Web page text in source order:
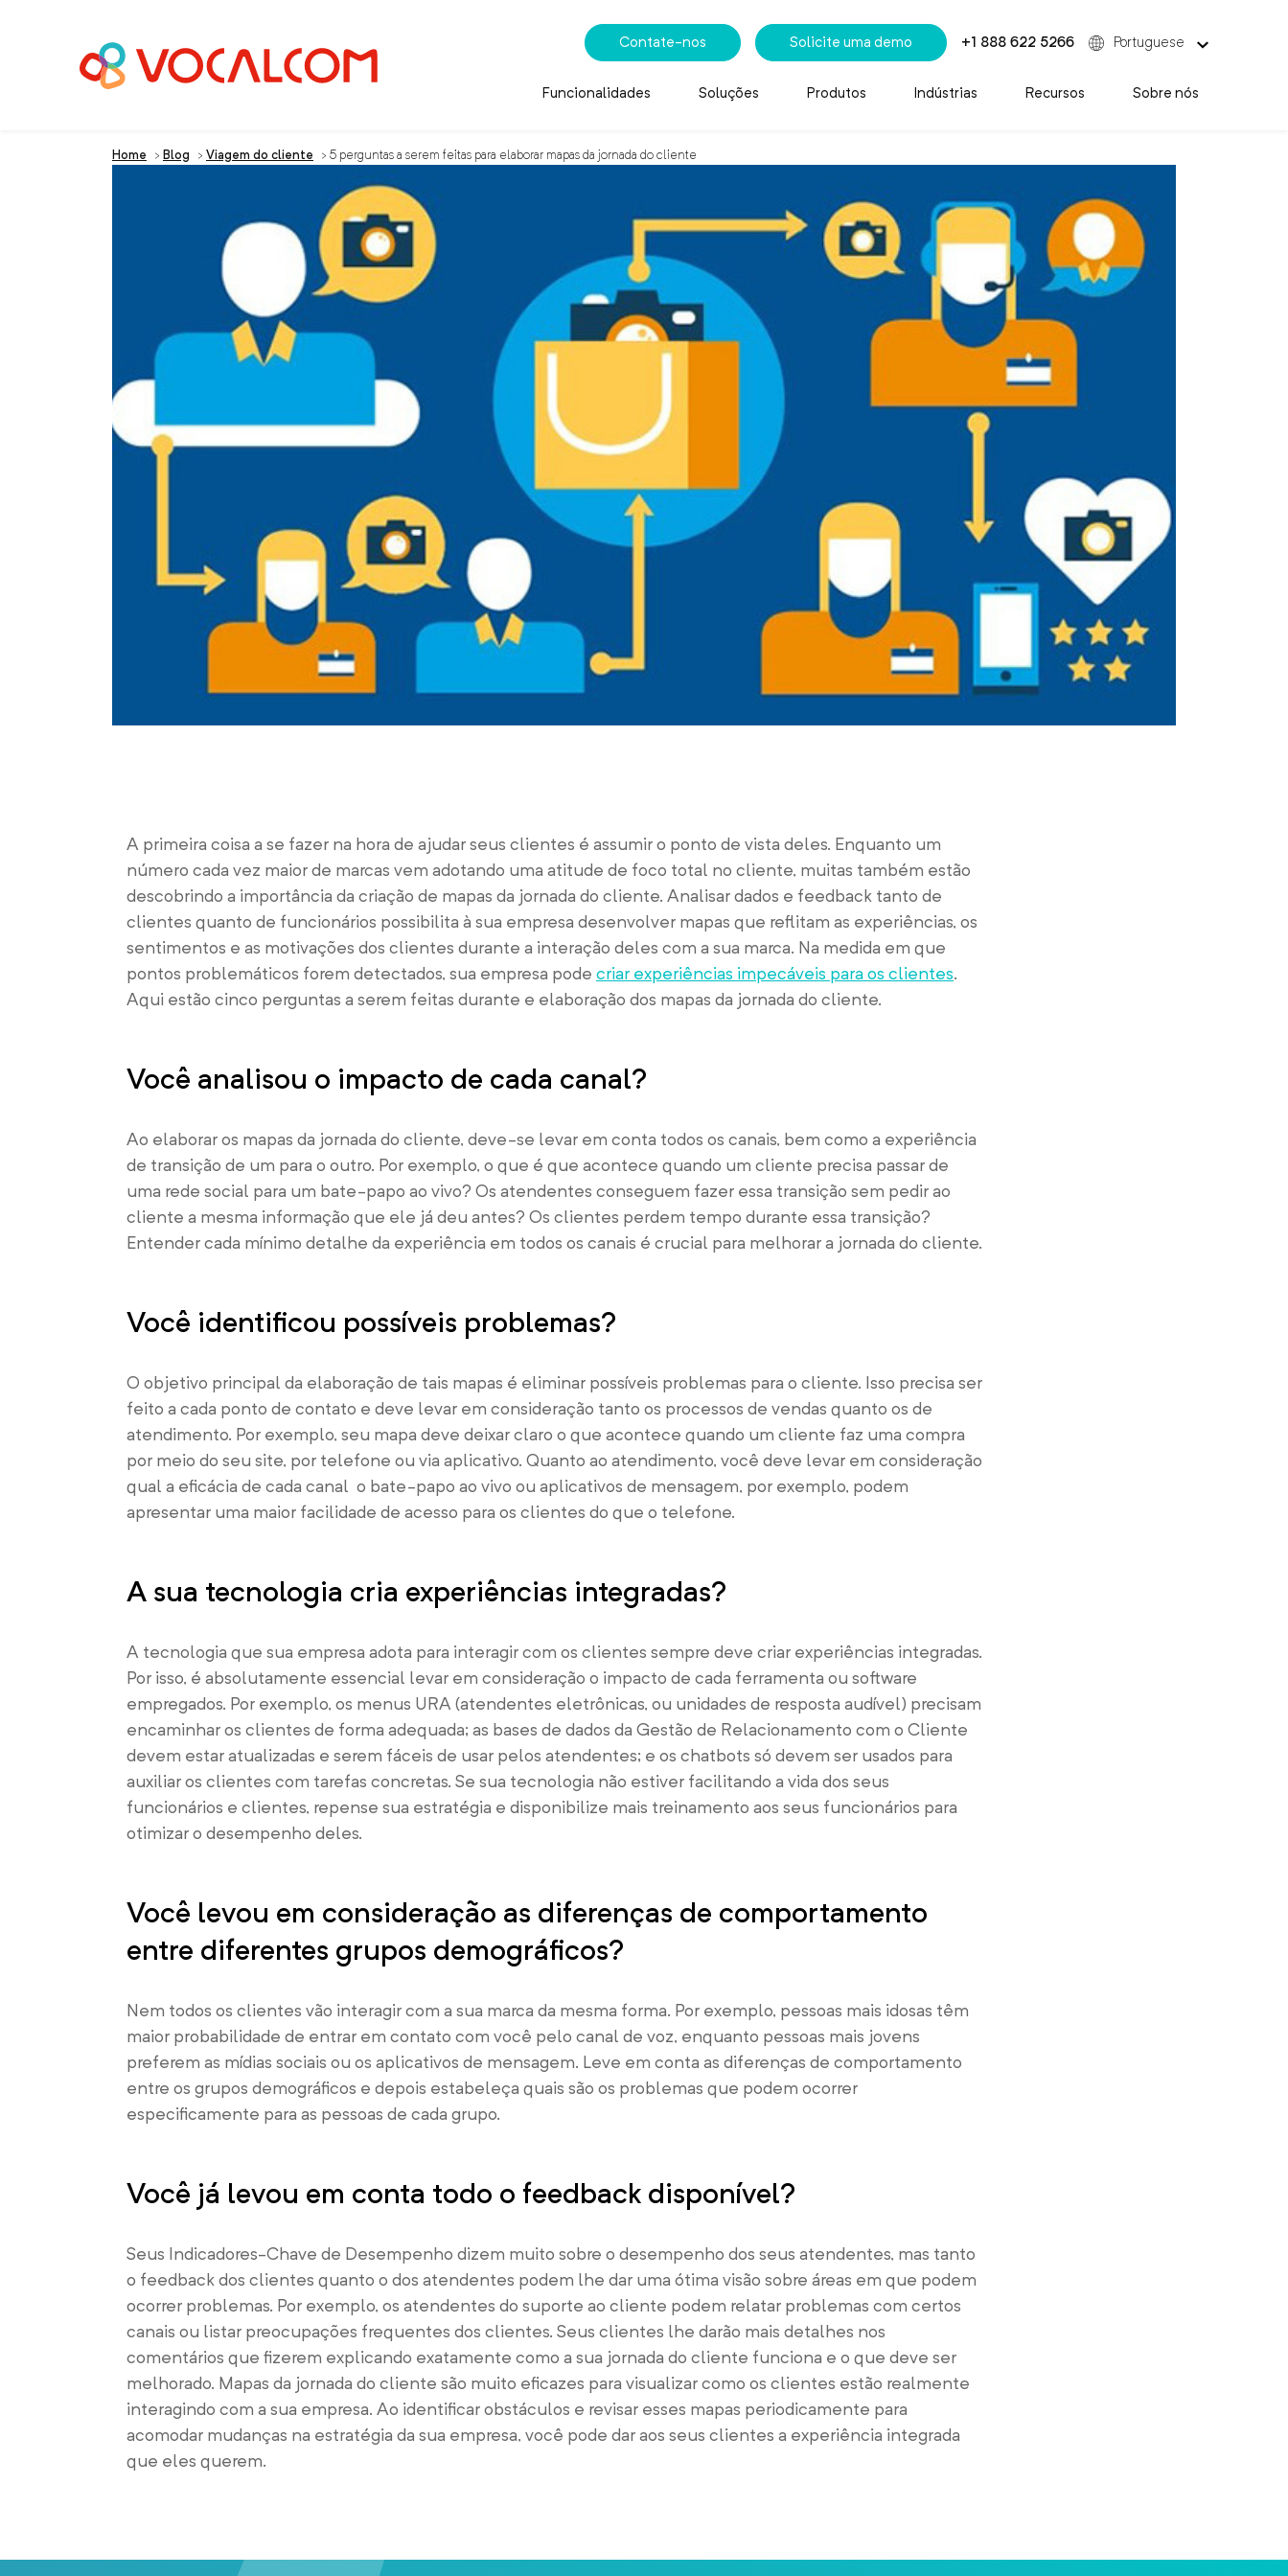
Contate-nos Solicite uma demo +1 888 622 5266 Portuguese
Funcionalidades Soluções Produtos Indústrias Recursos Sobre nós
Home > Blog > Viagem do cliente > 5 perguntas a serem feitas para elaborar mapas da jornada do cliente
5 perguntas a serem feitas para elaborar mapas da jornada do
cliente
A primeira coisa a se fazer na hora de ajudar seus clientes é assumir o ponto de vista deles. Enquanto um
número cada vez maior de marcas vem adotando uma atitude de foco total no cliente, muitas também estão
descobrindo a importância da criação de mapas da jornada do cliente. Analisar dados e feedback tanto de
clientes quanto de funcionários possibilita à sua empresa desenvolver mapas que reflitam as experiências, os
sentimentos e as motivações dos clientes durante a interação deles com a sua marca. Na medida em que
pontos problemáticos forem detectados, sua empresa pode criar experiências impecáveis para os clientes.
Aqui estão cinco perguntas a serem feitas durante e elaboração dos mapas da jornada do cliente.
Você analisou o impacto de cada canal?
Ao elaborar os mapas da jornada do cliente, deve-se levar em conta todos os canais, bem como a experiência
de transição de um para o outro. Por exemplo, o que é que acontece quando um cliente precisa passar de
uma rede social para um bate-papo ao vivo? Os atendentes conseguem fazer essa transição sem pedir ao
cliente a mesma informação que ele já deu antes? Os clientes perdem tempo durante essa transição?
Entender cada mínimo detalhe da experiência em todos os canais é crucial para melhorar a jornada do cliente.
Você identificou possíveis problemas?
O objetivo principal da elaboração de tais mapas é eliminar possíveis problemas para o cliente. Isso precisa ser
feito a cada ponto de contato e deve levar em consideração tanto os processos de vendas quanto os de
atendimento. Por exemplo, seu mapa deve deixar claro o que acontece quando um cliente faz uma compra
por meio do seu site, por telefone ou via aplicativo. Quanto ao atendimento, você deve levar em consideração
qual a eficácia de cada canal  o bate-papo ao vivo ou aplicativos de mensagem, por exemplo, podem
apresentar uma maior facilidade de acesso para os clientes do que o telefone.
A sua tecnologia cria experiências integradas?
A tecnologia que sua empresa adota para interagir com os clientes sempre deve criar experiências integradas.
Por isso, é absolutamente essencial levar em consideração o impacto de cada ferramenta ou software
empregados. Por exemplo, os menus URA (atendentes eletrônicas, ou unidades de resposta audível) precisam
encaminhar os clientes de forma adequada; as bases de dados da Gestão de Relacionamento com o Cliente
devem estar atualizadas e serem fáceis de usar pelos atendentes; e os chatbots só devem ser usados para
auxiliar os clientes com tarefas concretas. Se sua tecnologia não estiver facilitando a vida dos seus
funcionários e clientes, repense sua estratégia e disponibilize mais treinamento aos seus funcionários para
otimizar o desempenho deles.
Você levou em consideração as diferenças de comportamento
entre diferentes grupos demográficos?
Nem todos os clientes vão interagir com a sua marca da mesma forma. Por exemplo, pessoas mais idosas têm
maior probabilidade de entrar em contato com você pelo canal de voz, enquanto pessoas mais jovens
preferem as mídias sociais ou os aplicativos de mensagem. Leve em conta as diferenças de comportamento
entre os grupos demográficos e depois estabeleça quais são os problemas que podem ocorrer
especificamente para as pessoas de cada grupo.
Você já levou em conta todo o feedback disponível?
Seus Indicadores-Chave de Desempenho dizem muito sobre o desempenho dos seus atendentes, mas tanto
o feedback dos clientes quanto o dos atendentes podem lhe dar uma ótima visão sobre áreas em que podem
ocorrer problemas. Por exemplo, os atendentes do suporte ao cliente podem relatar problemas com certos
canais ou listar preocupações frequentes dos clientes. Seus clientes lhe darão mais detalhes nos
comentários que fizerem explicando exatamente como a sua jornada do cliente funciona e o que deve ser
melhorado. Mapas da jornada do cliente são muito eficazes para visualizar como os clientes estão realmente
interagindo com a sua empresa. Ao identificar obstáculos e revisar esses mapas periodicamente para
acomodar mudanças na estratégia da sua empresa, você pode dar aos seus clientes a experiência integrada
que eles querem.